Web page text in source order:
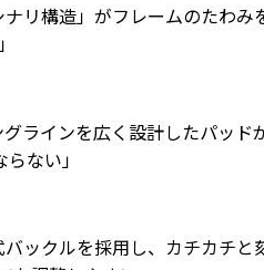
ナリ構造」がフレームのたわ
グラインを広く設計したパッ
ない」
バックルを採用し、カチカチ